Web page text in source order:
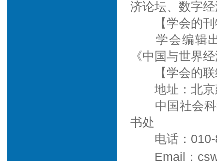
济论坛、数字
【学会的
学会编辑
《中国与世界
【学会的
地址：北
中国社会
书处
电话：
Email：